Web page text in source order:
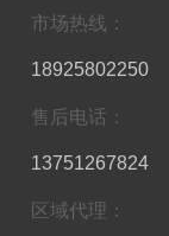
市场热线：
18925802250
售后电话：
13751267824
区域代理：